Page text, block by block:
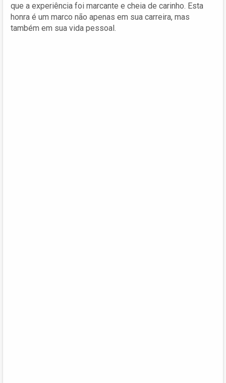
que a experiência foi marcante e cheia de carinho. Esta
honra é um marco não apenas em sua carreira, mas
também em sua vida pessoal.